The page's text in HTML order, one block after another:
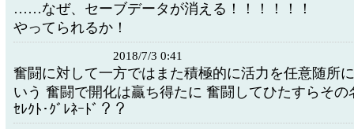
……なぜ、セーブデータが消える！！！！！！
やってられるか！
2018/7/3 0:41
奮闘に対して一方ではまた積極的に活力を任意随所
いう 奮闘で開化は贏ち得たに 奮闘してひたすらその
ｾﾚｸﾄ･ｸﾞﾚﾈｰﾄﾞ？？